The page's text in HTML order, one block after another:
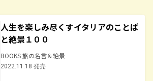
人生を楽しみ尽くすイタリアのことば
と絶景１００
BOOKS 旅の名言＆絶景
2022.11.18 発売